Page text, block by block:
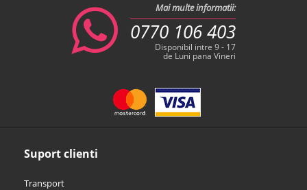
Suport clienti
Transport
Mai multe informatii:
0770 106 403
Disponibil intre 9 - 17
de Luni pana Vineri